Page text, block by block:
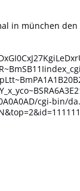
in münchen
cgi-bin/